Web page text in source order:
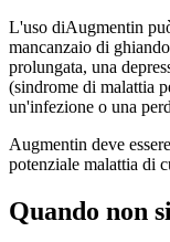
L'uso diAugmentin
mancanzaio di
prolungata, una
(sindrome di malattia
un'infezione o una
Augmentin deve
potenziale malattia di
Quando non